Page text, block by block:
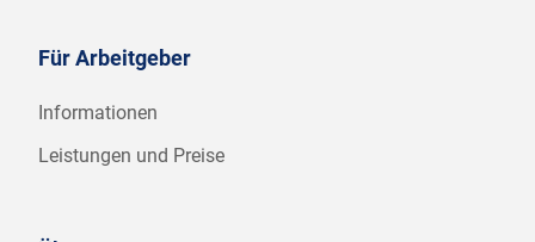
Für Arbeitgeber
Informationen
Leistungen und Preise